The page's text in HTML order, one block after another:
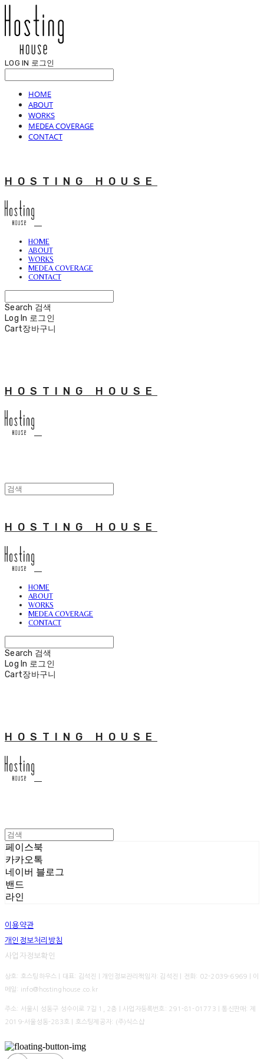
LOG IN 로그인
HOME
ABOUT
WORKS
MEDEA COVERAGE
CONTACT
HOSTING HOUSE
HOME
ABOUT
WORKS
MEDEA COVERAGE
CONTACT
Search 검색
Log In 로그인
Cart장바구니
HOSTING HOUSE
HOSTING HOUSE
HOME
ABOUT
WORKS
MEDEA COVERAGE
CONTACT
Search 검색
Log In 로그인
Cart장바구니
HOSTING HOUSE
페이스북
카카오톡
네이버 블로그
밴드
라인
이용약관
개인정보처리방침
사업자정보확인
상호: 호스팅하우스 | 대표: 김석진 | 개인정보관리책임자: 김석진 | 전화: 02-2039-6969 | 이
메일: info@hostinghouse.co.kr
주소: 서울시 성동구 성수이로 7길 1, 2층 | 사업자등록번호: 291-81-01773 | 통신판매: 제
2019-서울성동-283호 | 호스팅제공자: (주)식스샵